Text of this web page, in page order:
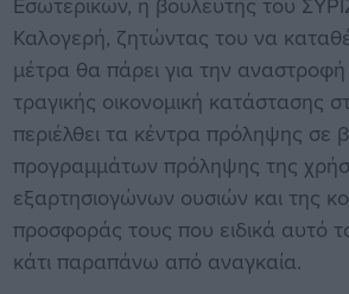
Καλογερή, ζητώντας του να
μέτρα θα πάρει για την
τραγικής οικονομική κατάστασης
περιέλθει τα κέντρα πρόληψης σε
προγραμμάτων πρόληψης της
εξαρτησιογώνων ουσιών και της
προσφοράς τους που ειδικά αυτό
κάτι παραπάνω από αναγκαία.